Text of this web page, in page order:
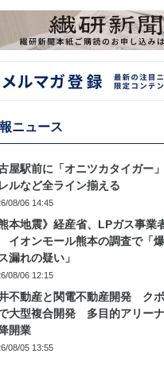
ニュース
屋駅前に「オニツカタイガー
ルなど全ライン揃える
08/06 14:45
熊本地震》経産省、LPガス事業
オンモール熊本の調査で「
漏れの疑い」
08/06 12:15
不動産と関電不動産開発 ク
大型複合開発 多目的アリー
開業
08/05 13:55